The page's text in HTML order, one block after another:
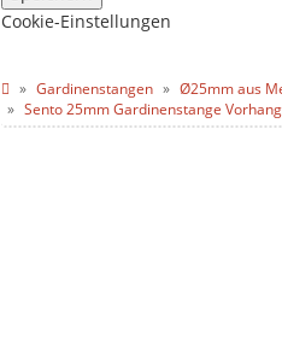
Cookie-Einstellungen
Gardinenstangen Ø25mm aus
Sento 25mm Gardinenstange